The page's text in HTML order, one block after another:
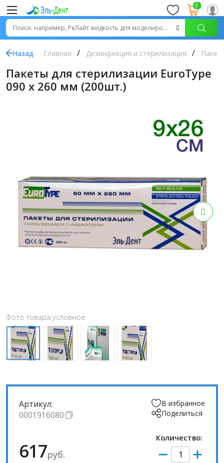
0
Назад Главная Дезинфекция и стерилизация
Пакеты для стерилизации EuroТуре
090 х 260 мм (200шт.)
Фото товара условное
Артикул:
0001916080
В избранное
Поделиться
617руб.
Количество: